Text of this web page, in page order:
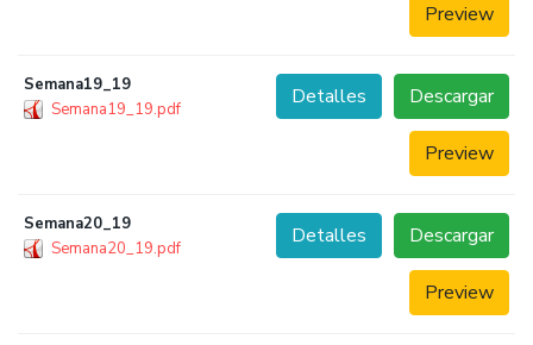
Preview
Semana19_19
Semana19_19.pdf
Descargar
Detalles
Preview
Semana20_19
Semana20_19.pdf
Descargar
Detalles
Preview